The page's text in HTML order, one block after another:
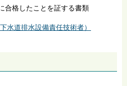
合格したことを証する書類
道排水設備責任技術者）